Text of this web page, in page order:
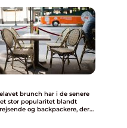
brunch har i de senere
stor popularitet blandt
og backpackere, der